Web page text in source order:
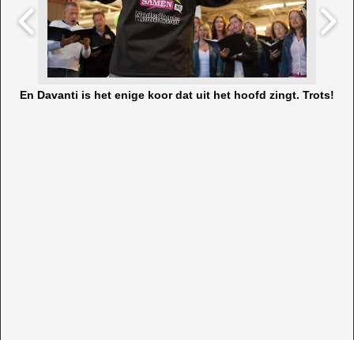
En Davanti is het enige koor dat uit het hoofd zingt. Trots!